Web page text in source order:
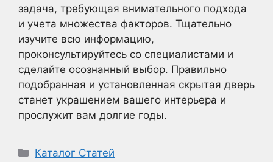
задача, требующая внимательного подхода
и учета множества факторов. Тщательно
изучите всю информацию,
проконсультируйтесь со специалистами и
сделайте осознанный выбор. Правильно
подобранная и установленная скрытая дверь
станет украшением вашего интерьера и
прослужит вам долгие годы.
Рубрики
Каталог Статей